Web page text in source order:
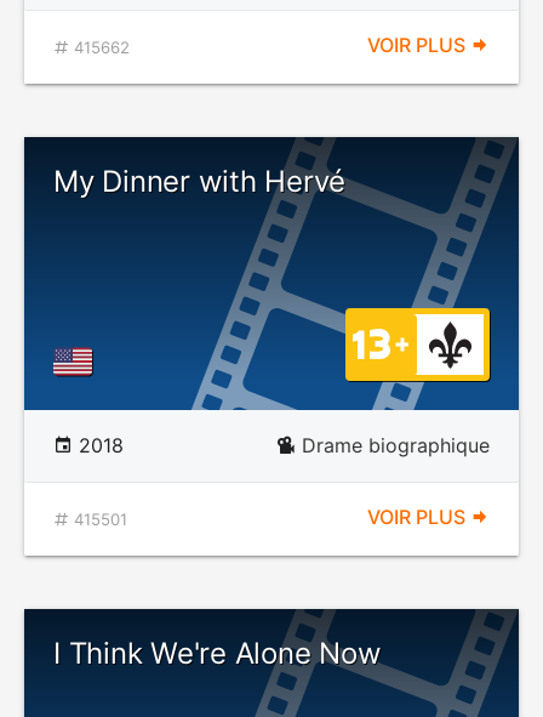
415662 VOIR PLUS
My Dinner with Hervé
2018 Drame biographique
415501 VOIR PLUS
I Think We're Alone Now